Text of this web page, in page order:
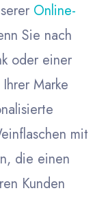
Online-
Sie nach
oder einer
Marke
mit
die einen
Kunden